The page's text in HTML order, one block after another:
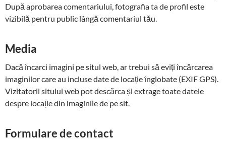
După aprobarea comentariului, fotografia ta de profil este
vizibilă pentru public lângă comentariul tău.
Media
Dacă încarci imagini pe situl web, ar trebui să eviți încărcarea
imaginilor care au incluse date de locație înglobate (EXIF GPS).
Vizitatorii sitului web pot descărca și extrage toate datele
despre locație din imaginile de pe sit.
Formulare de contact